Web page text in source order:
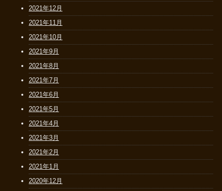
2021年12月
2021年11月
2021年10月
2021年9月
2021年8月
2021年7月
2021年6月
2021年5月
2021年4月
2021年3月
2021年2月
2021年1月
2020年12月